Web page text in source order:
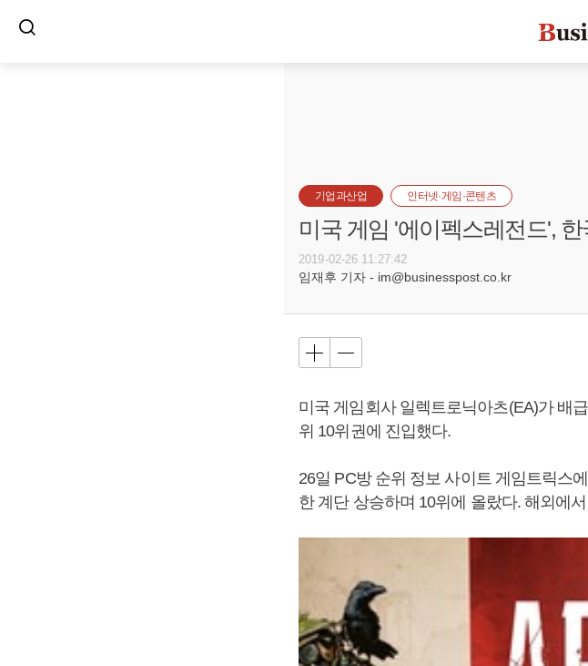
기업과산업 인터넷·게임·콘텐츠
미국 게임 '에이펙스레전드',
2019-02-26 11:27:42
임재후 기자 - im@businesspost.co.kr
미국 게임회사 일렉트로닉아츠(EA)가 배
위 10위권에 진입했다.
26일 PC방 순위 정보 사이트 게임트릭스
한 계단 상승하며 10위에 올랐다. 해외에